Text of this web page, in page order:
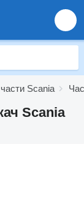
Scania
Scania